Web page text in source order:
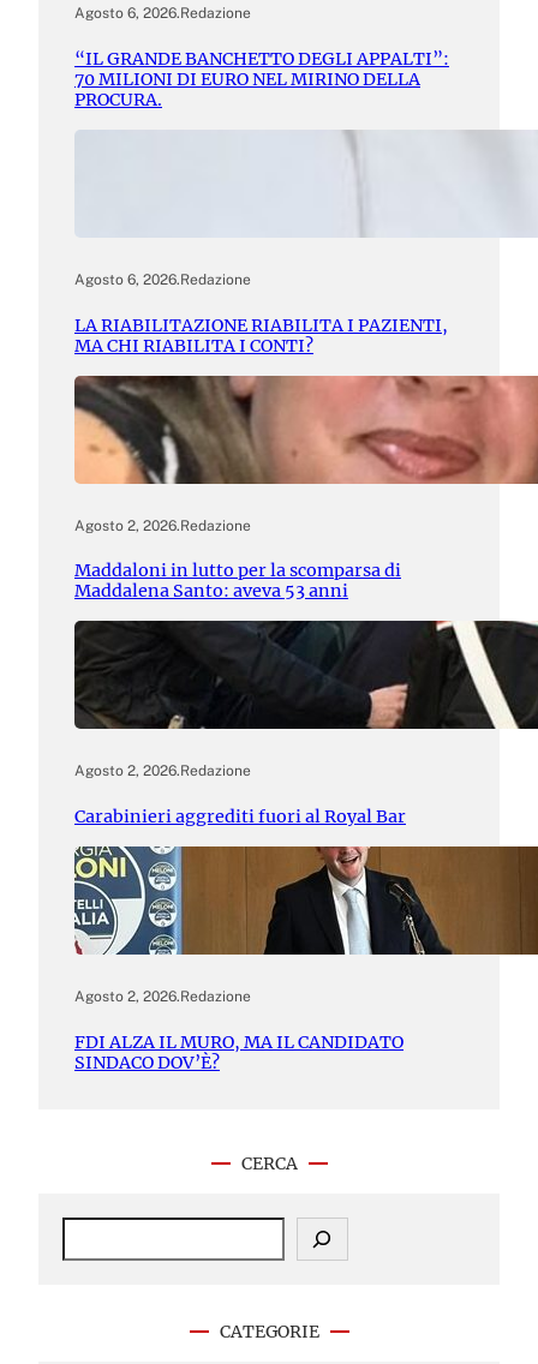
Agosto 6, 2026.Redazione
“IL GRANDE BANCHETTO DEGLI APPALTI”:
70 MILIONI DI EURO NEL MIRINO DELLA
PROCURA.
Agosto 6, 2026.Redazione
LA RIABILITAZIONE RIABILITA I PAZIENTI,
MA CHI RIABILITA I CONTI?
Agosto 2, 2026.Redazione
Maddaloni in lutto per la scomparsa di
Maddalena Santo: aveva 53 anni
Agosto 2, 2026.Redazione
Carabinieri aggrediti fuori al Royal Bar
Agosto 2, 2026.Redazione
FDI ALZA IL MURO, MA IL CANDIDATO
SINDACO DOV’È?
CERCA
S
CATEGORIE